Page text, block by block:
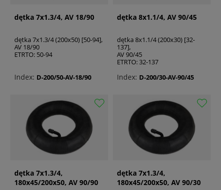
dętka 7x1.3/4, AV 18/90
dętka 7x1.3/4 (200x50) [50-94],
AV 18/90
ETRTO: 50-94
Index: D-200/50-AV-18/90
dętka 8x1.1/4, AV 90/45
dętka 8x1.1/4 (200x30) [32-
137],
AV 90/45
ETRTO: 32-137
Index: D-200/30-AV-90/45
dętka 7x1.3/4,
180x45/200x50, AV 90/90
dętka 7x1.3/4,
180x45/200x50, AV 90/30